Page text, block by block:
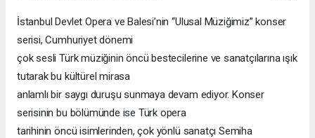
İstanbul Devlet Opera ve Balesi’nin “Ulusal Müziğimiz” konser
serisi, Cumhuriyet dönemi
çok sesli Türk müziğinin öncü bestecilerine ve sanatçılarına ışık
tutarak bu kültürel mirasa
anlamlı bir saygı duruşu sunmaya devam ediyor. Konser
serisinin bu bölümünde ise Türk opera
tarihinin öncü isimlerinden, çok yönlü sanatçı Semiha